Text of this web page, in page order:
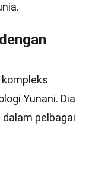
Yunani. Dia
pelbagai